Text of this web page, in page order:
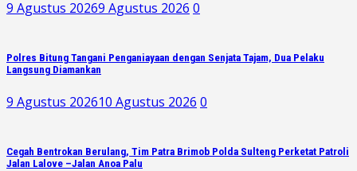
9 Agustus 20269 Agustus 2026 0
Polres Bitung Tangani Penganiayaan dengan Senjata Tajam, Dua Pelaku
Langsung Diamankan
9 Agustus 202610 Agustus 2026 0
Cegah Bentrokan Berulang, Tim Patra Brimob Polda Sulteng Perketat Patroli
Jalan Lalove –Jalan Anoa Palu